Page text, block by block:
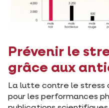
Prévenir le
grâce aux
La lutte contre le stress
pour les performances